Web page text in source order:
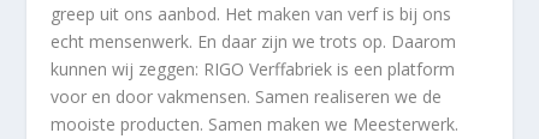
greep uit ons aanbod. Het maken van verf is bij ons
echt mensenwerk. En daar zijn we trots op. Daarom
kunnen wij zeggen: RIGO Verffabriek is een platform
voor en door vakmensen. Samen realiseren we de
mooiste producten. Samen maken we Meesterwerk.